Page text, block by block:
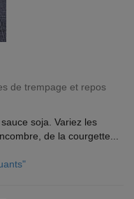
de trempage et repos
soja. Variez les
de la courgette...